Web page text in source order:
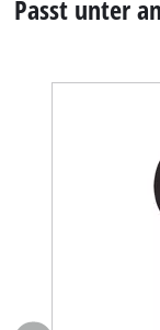
Passt unter